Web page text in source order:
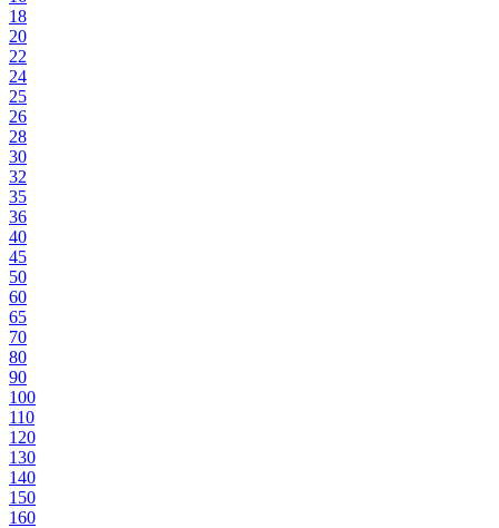
18
20
22
24
25
26
28
30
32
35
36
40
45
50
60
65
70
80
90
100
110
120
130
140
150
160